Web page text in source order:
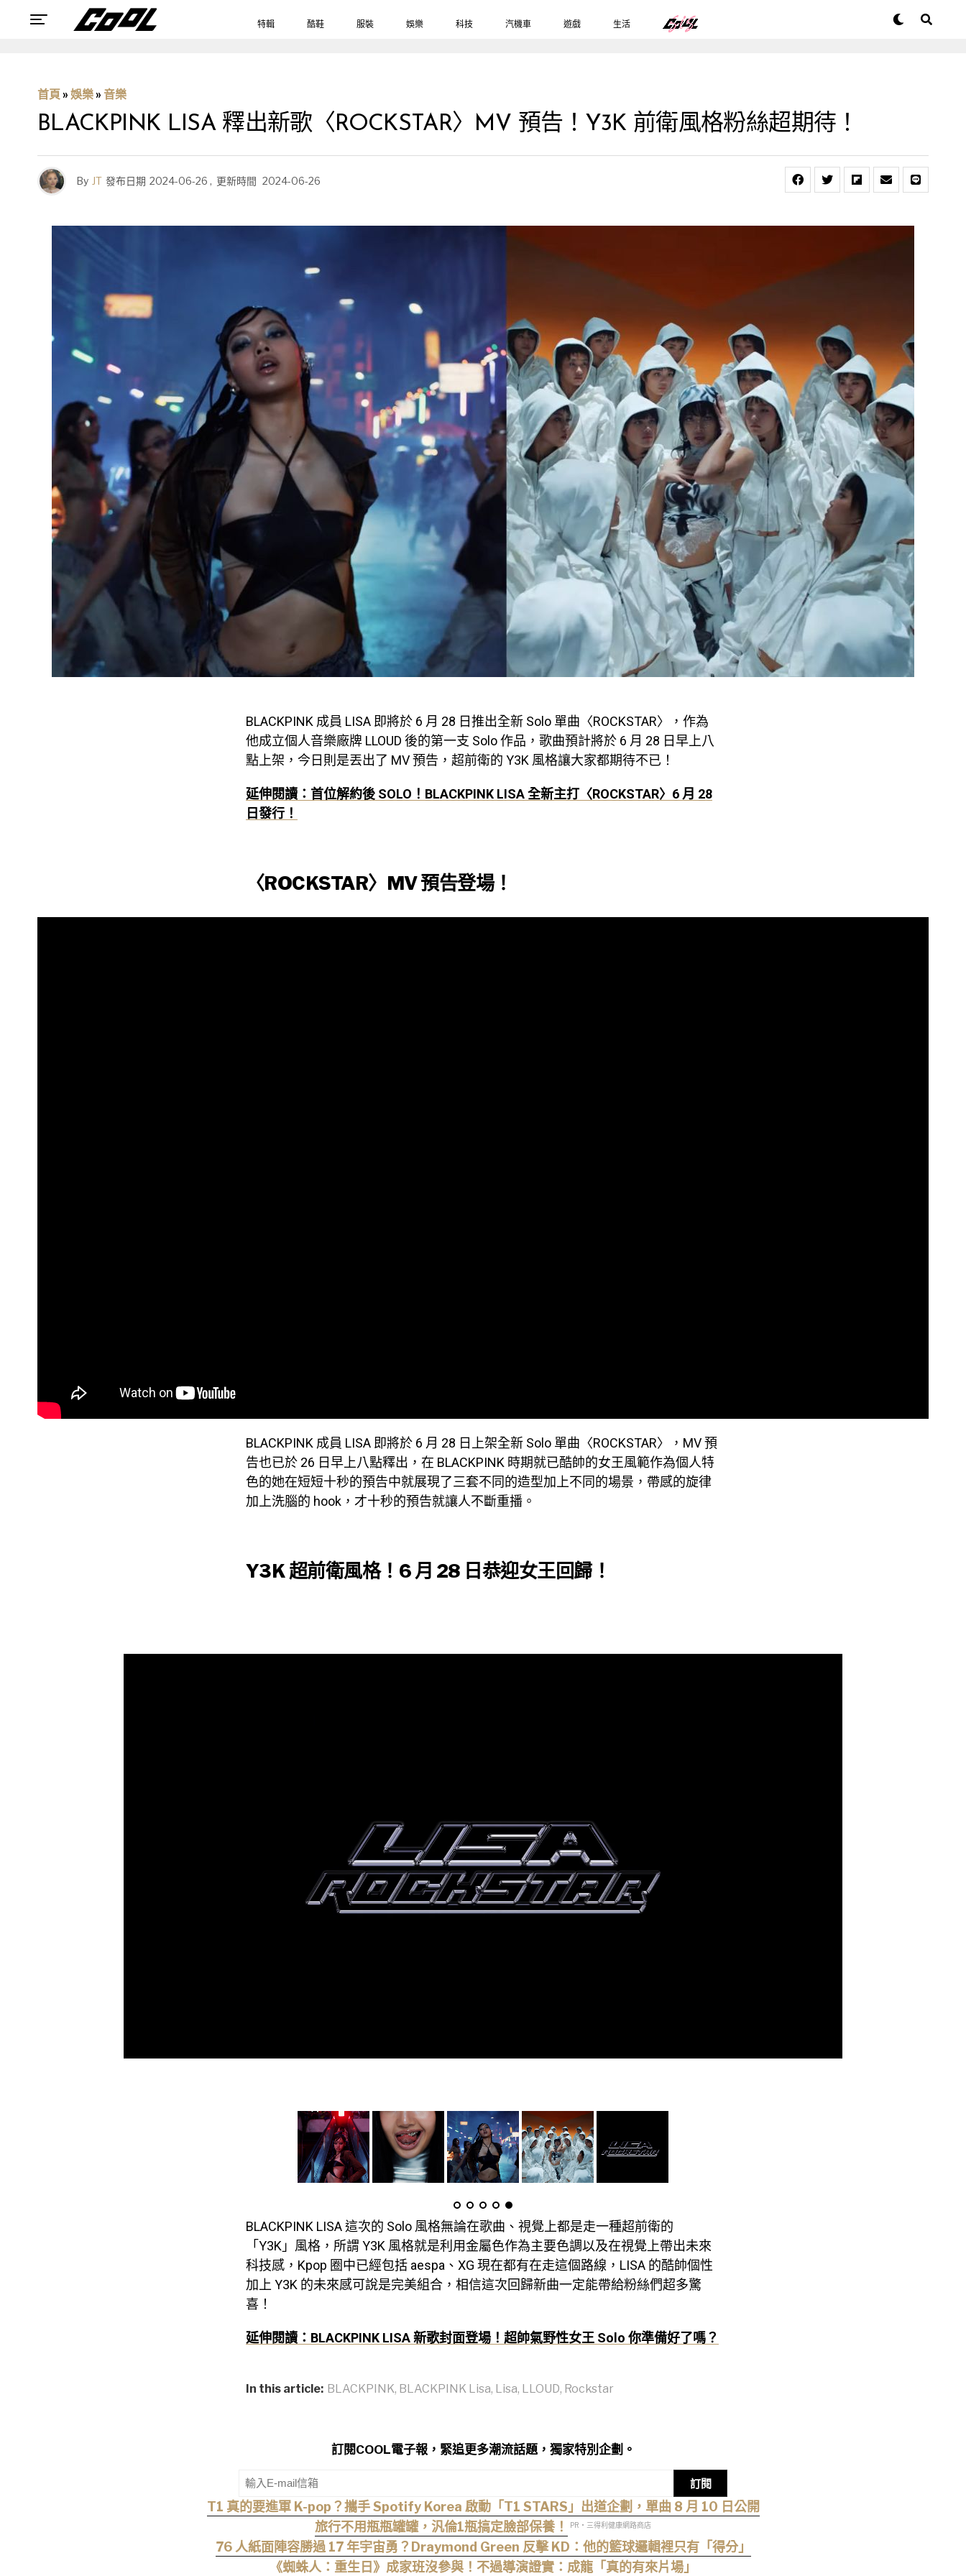
特輯 酷鞋 服裝 娛樂 科技 汽機車 遊戲 生活
首頁 » 娛樂 » 音樂
BLACKPINK LISA 釋出新歌〈ROCKSTAR〉MV 預告！Y3K 前衛風格粉絲超期待！
By JT 發布日期 2024-06-26 , 更新時間 2024-06-26
BLACKPINK 成員 LISA 即將於 6 月 28 日推出全新 Solo 單曲〈ROCKSTAR〉，作為
他成立個人音樂廠牌 LLOUD 後的第一支 Solo 作品，歌曲預計將於 6 月 28 日早上八
點上架，今日則是丟出了 MV 預告，超前衛的 Y3K 風格讓大家都期待不已！
延伸閱讀：首位解約後 SOLO！BLACKPINK LISA 全新主打〈ROCKSTAR〉6 月 28
日發行！
〈ROCKSTAR〉MV 預告登場！
BLACKPINK 成員 LISA 即將於 6 月 28 日上架全新 Solo 單曲〈ROCKSTAR〉，MV 預
告也已於 26 日早上八點釋出，在 BLACKPINK 時期就已酷帥的女王風範作為個人特
色的她在短短十秒的預告中就展現了三套不同的造型加上不同的場景，帶感的旋律
加上洗腦的 hook，才十秒的預告就讓人不斷重播。
Y3K 超前衛風格！6 月 28 日恭迎女王回歸！
BLACKPINK LISA 這次的 Solo 風格無論在歌曲、視覺上都是走一種超前衛的
「Y3K」風格，所謂 Y3K 風格就是利用金屬色作為主要色調以及在視覺上帶出未來
科技感，Kpop 圈中已經包括 aespa、XG 現在都有在走這個路線，LISA 的酷帥個性
加上 Y3K 的未來感可說是完美組合，相信這次回歸新曲一定能帶給粉絲們超多驚
喜！
延伸閱讀：BLACKPINK LISA 新歌封面登場！超帥氣野性女王 Solo 你準備好了嗎？
In this article: BLACKPINK, BLACKPINK Lisa, Lisa, LLOUD, Rockstar
訂閱COOL電子報，緊追更多潮流話題，獨家特別企劃。
訂閱
T1 真的要進軍 K-pop？攜手 Spotify Korea 啟動「T1 STARS」出道企劃，單曲 8 月 10 日公開
旅行不用瓶瓶罐罐，汎倫1瓶搞定臉部保養！
PR・三得利健康網路商店
76 人紙面陣容勝過 17 年宇宙勇？Draymond Green 反擊 KD：他的籃球邏輯裡只有「得分」
《蜘蛛人：重生日》成家班沒參與！不過導演證實：成龍「真的有來片場」